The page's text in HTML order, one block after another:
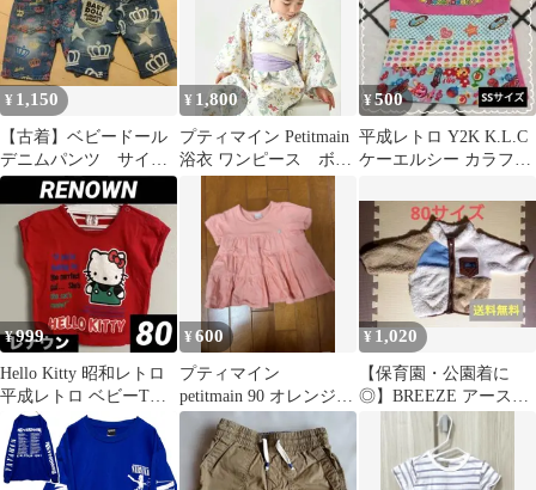
¥ 1,150
【古着】ベビードール
デニムパンツ サイズ
100 ２セット
¥ 1,800
プティマイン Petitmain
浴衣 ワンピース ボタ
¥500
平成レトロ Y2K K.L.C
ケーエルシー カラフル
¥999
Hello Kitty 昭和レトロ
平成レトロ ベビーTシ
ャツ 80cm レッド
¥600
プティマイン
petitmain 90 オレンジ
Tシャツ 半袖 夏
女の子
¥ 1,020
【保育園・公園着に
◎】BREEZE アースカ
ラー ボアジャケット 防